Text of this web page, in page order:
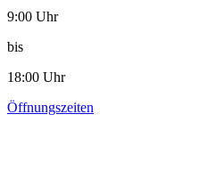
9:00 Uhr
bis
18:00 Uhr
Öffnungszeiten